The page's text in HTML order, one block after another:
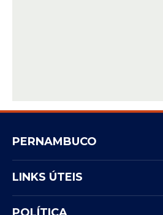
PERNAMBUCO
LINKS ÚTEIS